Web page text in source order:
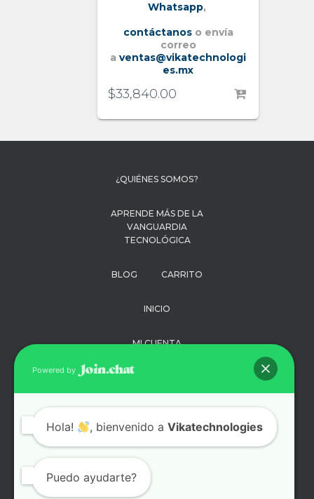
Whatsapp,
contáctanos o envía
correo
a ventas@vikatechnologi
es.mx
$33,840.00
¿QUIÉNES SOMOS?
APRENDE MÁS DE LA
VANGUARDIA
TECNOLÓGICA
BLOG CARRITO
INICIO
MI CUENTA
PRIVACIDAD
SOPORTE
TÉRMINOS Y
Powered by
Hola! , bienvenido aVikatechnologies
Puedo ayudarte?